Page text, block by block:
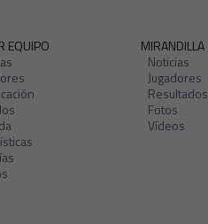
EQUIPO
MIRANDILLA
Noticias
Jugadores
Resultados
Fotos
Vídeos